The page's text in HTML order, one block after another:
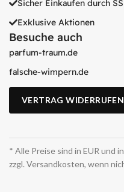
Sicher Einkaufen durch
Exklusive Aktionen
Besuche auch
parfum-traum.de
falsche-wimpern.de
VERTRAG WIDERRUFEN
* Alle Preise sind in EUR und
zzgl. Versandkosten, wenn